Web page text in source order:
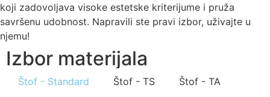
koji zadovoljava visoke estetske kriterijume i pruža
savršenu udobnost. Napravili ste pravi izbor, uživajte u
njemu!
Izbor materijala
Štof - Standard Štof - TS Štof - TA